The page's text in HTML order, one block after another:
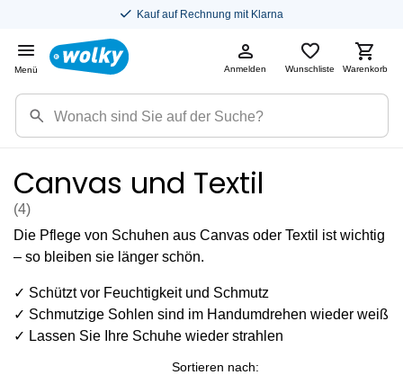
Kauf auf Rechnung mit Klarna
Menü Anmelden Wunschliste Warenkorb
Canvas und Textil
(4)
Die Pflege von Schuhen aus Canvas oder Textil ist wichtig
– so bleiben sie länger schön.
✓ Schützt vor Feuchtigkeit und Schmutz
✓ Schmutzige Sohlen sind im Handumdrehen wieder weiß
✓ Lassen Sie Ihre Schuhe wieder strahlen
Sortieren nach: